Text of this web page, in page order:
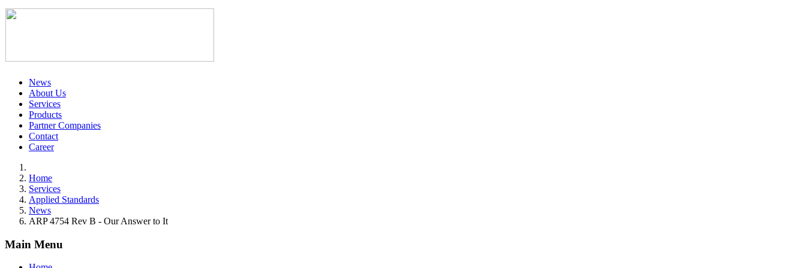
News
About Us
Services
Products
Partner Companies
Contact
Career
Home
Services
Applied Standards
News
ARP 4754 Rev B - Our Answer to It
Main Menu